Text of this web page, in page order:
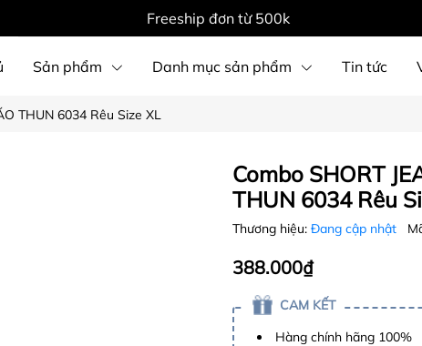
Freeship đơn từ 500k
Sản phẩm Danh mục sản phẩm Tin tức
THUN 6034 Rêu Size XL
Combo SHORT
THUN 6034 Rêu
Thương hiệu: Đang cập nhật
388.000₫
CAM KẾT
Hàng chính hãng 100%